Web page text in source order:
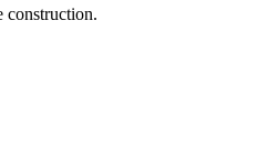
construction.